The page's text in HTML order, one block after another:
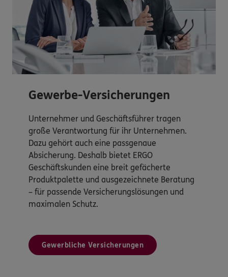
Gewerbe-Versicherungen
Unternehmer und Geschäftsführer tragen
große Verantwortung für ihr Unternehmen.
Dazu gehört auch eine passgenaue
Absicherung. Deshalb bietet ERGO
Geschäftskunden eine breit gefächerte
Produktpalette und ausgezeichnete Beratung
– für passende Versicherungslösungen und
maximalen Schutz.
Gewerbliche Versicherungen